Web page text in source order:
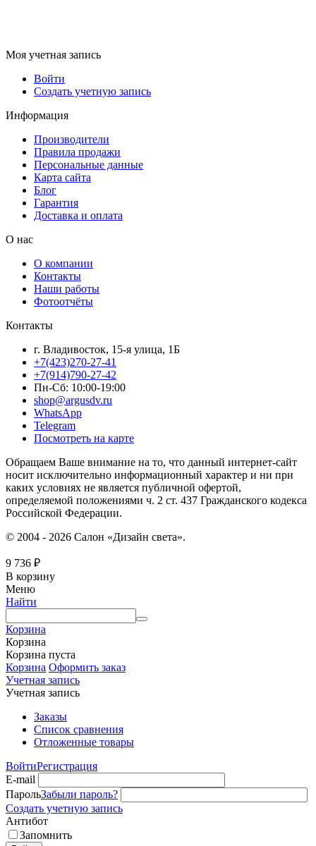
Моя учетная запись
Войти
Создать учетную запись
Информация
Производители
Правила продажи
Персональные данные
Карта сайта
Блог
Гарантия
Доставка и оплата
О нас
О компании
Контакты
Наши работы
Фотоотчёты
Контакты
г. Владивосток, 15-я улица, 1Б
+7(423)270-27-41
+7(914)790-27-42
Пн-Сб: 10:00-19:00
shop@argusdv.ru
WhatsApp
Telegram
Посмотреть на карте
Обращаем Ваше внимание на то, что данный интернет-сайт
носит исключительно информационный характер и ни при
каких условиях не является публичной офертой,
определяемой положениями ч. 2 ст. 437 Гражданского кодекса
Российской Федерации.
© 2004 - 2026 Салон «Дизайн света».
9 736 ₽
В корзину
Меню
Найти
Корзина
Корзина
Корзина пуста
Корзина Оформить заказ
Учетная запись
Учетная запись
Заказы
Список сравнения
Отложенные товары
ВойтиРегистрация
E-mail
ПарольЗабыли пароль?
Создать учетную запись
Антибот
Запомнить